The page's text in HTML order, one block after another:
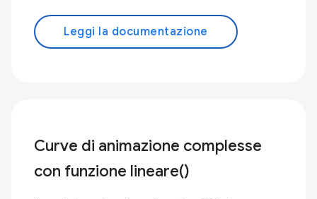
Leggi la documentazione
Curve di animazione complesse
con funzione lineare()